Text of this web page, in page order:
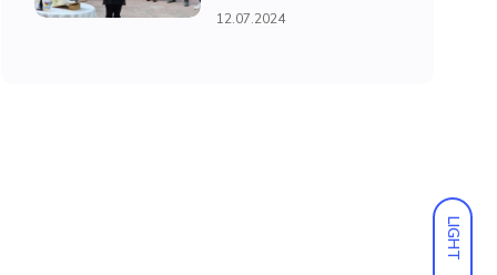
LIGHT
12.07.2024